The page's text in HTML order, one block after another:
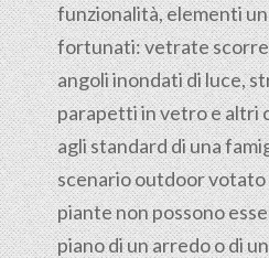
funzionalità, elementi
fortunati: vetrate
angoli inondati di luce,
parapetti in vetro e altri
agli standard di una
scenario outdoor votato
piante non possono
piano di un arredo o di